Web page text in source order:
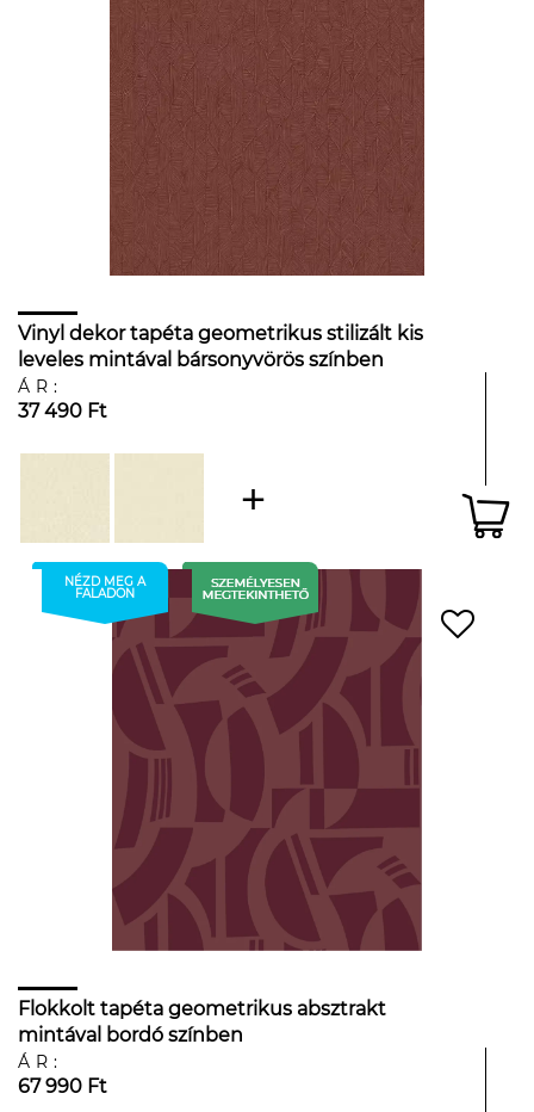
Vinyl dekor tapéta geometrikus stilizált kis
leveles mintával bársonyvörös színben
ÁR:
37 490 Ft
NÉZD MEG A
FALADON
Flokkolt tapéta geometrikus absztrakt
mintával bordó színben
ÁR:
67 990 Ft